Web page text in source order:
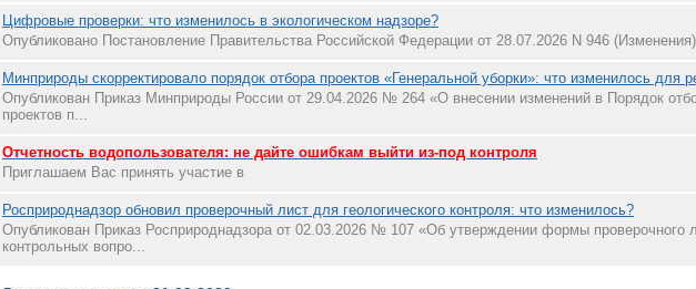
Цифровые проверки: что изменилось в экологическом надзоре?
Опубликовано Постановление Правительства Российской Федерации от 28.07.2026 N 946
Минприроды скорректировало порядок отбора проектов «Генеральной уборки»: что изменилось для
Опубликован Приказ Минприроды России от 29.04.2026 № 264 «О внесении изменений в Порядок
проектов п...
Отчетность водопользователя: не дайте ошибкам выйти из-под контроля
Приглашаем Вас принять участие в
Росприроднадзор обновил проверочный лист для геологического контроля: что изменилось?
Опубликован Приказ Росприроднадзора от 02.03.2026 № 107 «Об утверждении формы проверочного
контрольных вопро...